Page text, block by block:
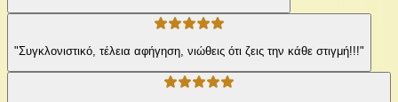
"Συγκλονιστικό, τέλεια αφήγηση, νιώθεις ότι ζεις την κάθε στιγμή!!!"